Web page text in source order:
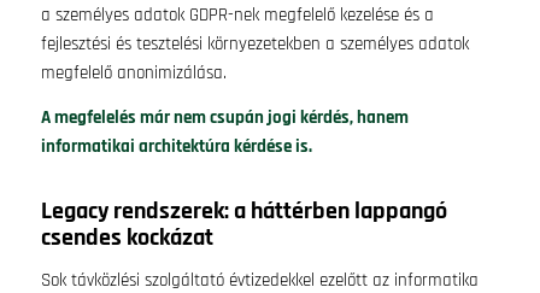
a személyes adatok GDPR-nek megfelelő kezelése és a
fejlesztési és tesztelési környezetekben a személyes adatok
megfelelő anonimizálása.
A megfelelés már nem csupán jogi kérdés, hanem
informatikai architektúra kérdése is.
Legacy rendszerek: a háttérben lappangó
csendes kockázat
Sok távközlési szolgáltató évtizedekkel ezelőtt az informatika